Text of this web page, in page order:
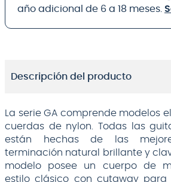
año adicional de 6 a 18 meses.
Descripción del producto
La serie GA comprende modelos
cuerdas de nylon. Todas las
están hechas de las
terminación natural brillante y
modelo posee un cuerpo de
estilo clásico con cutaway